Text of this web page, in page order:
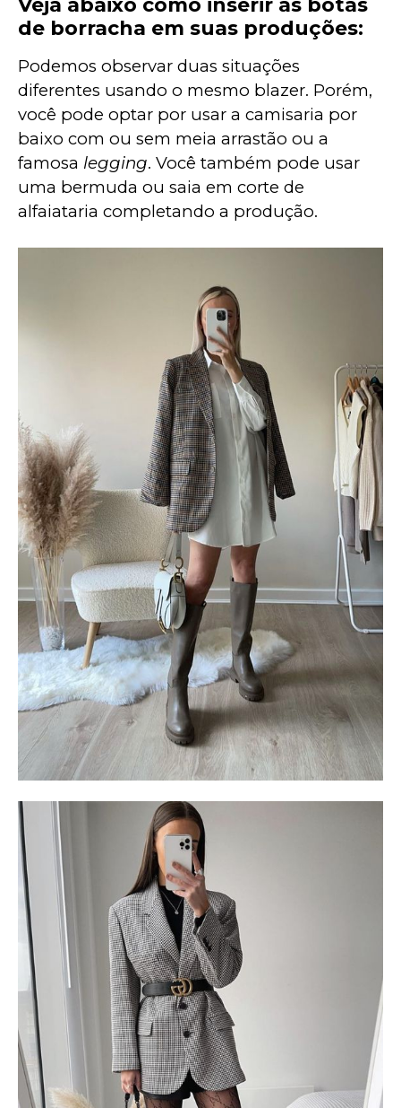
Veja abaixo como inserir as botas
de borracha em suas produções:
Podemos observar duas situações
diferentes usando o mesmo blazer. Porém,
você pode optar por usar a camisaria por
baixo com ou sem meia arrastão ou a
famosa legging. Você também pode usar
uma bermuda ou saia em corte de
alfaiataria completando a produção.